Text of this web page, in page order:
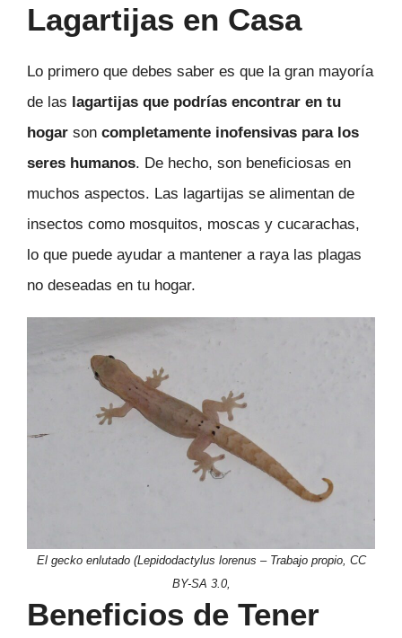
Lagartijas en Casa
Lo primero que debes saber es que la gran mayoría
de las lagartijas que podrías encontrar en tu
hogar son completamente inofensivas para los
seres humanos. De hecho, son beneficiosas en
muchos aspectos. Las lagartijas se alimentan de
insectos como mosquitos, moscas y cucarachas,
lo que puede ayudar a mantener a raya las plagas
no deseadas en tu hogar.
El gecko enlutado (Lepidodactylus lorenus – Trabajo propio, CC
BY-SA 3.0,
Beneficios de Tener